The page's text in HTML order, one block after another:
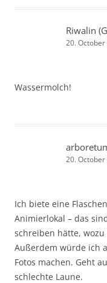
Riwalin
20.
Wassermolch!
20.
Ich biete eine
Animierlokal – das
schreiben hätte,
Außerdem würde ich
Fotos machen. Geht
schlechte Laune.